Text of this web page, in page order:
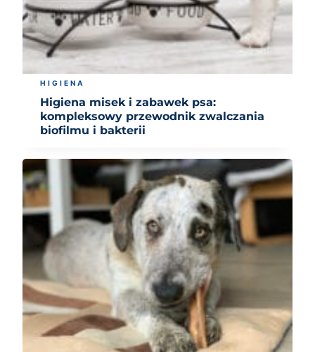
HIGIENA
Higiena misek i zabawek psa:
kompleksowy przewodnik zwalczania
biofilmu i bakterii